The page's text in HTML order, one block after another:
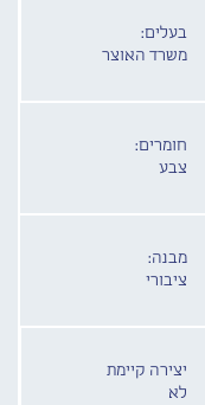
בעלים:
משרד האוצר
חומרים:
צבע
מבנה:
ציבורי
יצירה קיימת
לא